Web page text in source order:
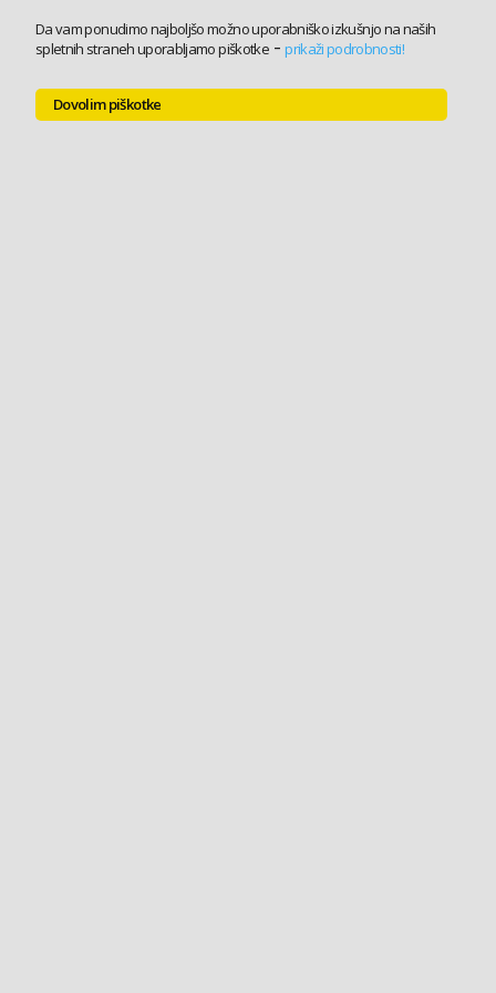
Da vam ponudimo najboljšo možno uporabniško izkušnjo na naših
spletnih straneh uporabljamo piškotke-prikaži podrobnosti!
Dovolim piškotke